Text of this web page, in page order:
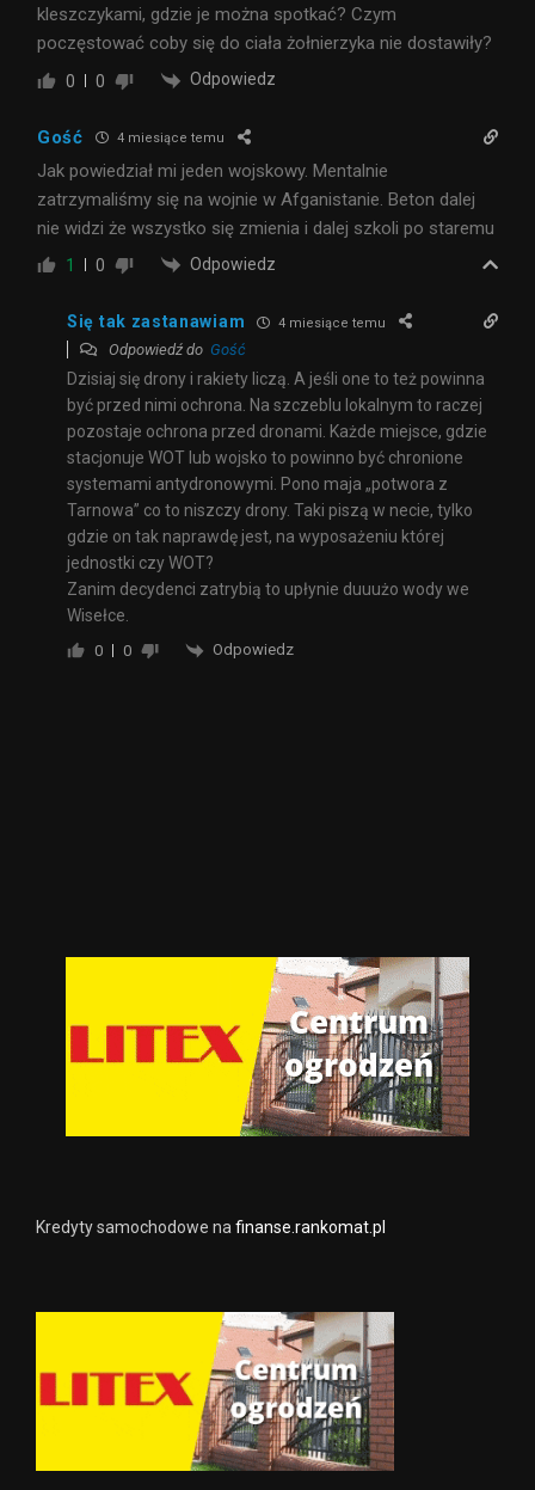
kleszczykami, gdzie je można spotkać? Czym
poczęstować coby się do ciała żołnierzyka nie dostawiły?
0 0 Odpowiedz
Gość 4 miesiące temu
Jak powiedział mi jeden wojskowy. Mentalnie
zatrzymaliśmy się na wojnie w Afganistanie. Beton dalej
nie widzi że wszystko się zmienia i dalej szkoli po staremu
1 0 Odpowiedz
Się tak zastanawiam 4 miesiące temu
Odpowiedź do Gość
Dzisiaj się drony i rakiety liczą. A jeśli one to też powinna
być przed nimi ochrona. Na szczeblu lokalnym to raczej
pozostaje ochrona przed dronami. Każde miejsce, gdzie
stacjonuje WOT lub wojsko to powinno być chronione
systemami antydronowymi. Pono maja „potwora z
Tarnowa” co to niszczy drony. Taki piszą w necie, tylko
gdzie on tak naprawdę jest, na wyposażeniu której
jednostki czy WOT?
Zanim decydenci zatrybią to upłynie duuużo wody we
Wisełce.
0 0 Odpowiedz
Kredyty samochodowe na finanse.rankomat.pl